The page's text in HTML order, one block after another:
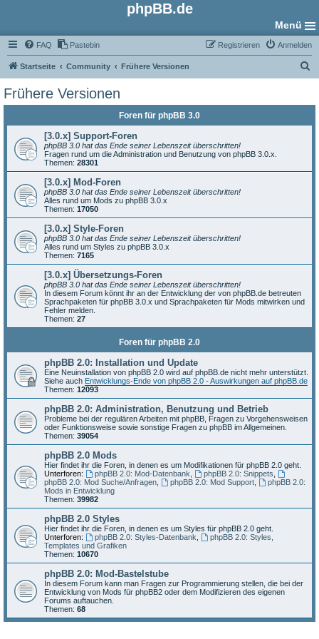
phpBB.de
Menü
FAQ Pastebin Anmelden
Registrieren
Startseite Community Frühere Versionen
Frühere Versionen
Foren für phpBB 3.0
[3.0.x] Support-Foren
phpBB 3.0 hat das Ende seiner Lebenszeit überschritten!
Fragen rund um die Administration und Benutzung von phpBB 3.0.x.
Themen: 28301
[3.0.x] Mod-Foren
phpBB 3.0 hat das Ende seiner Lebenszeit überschritten!
Alles rund um Mods zu phpBB 3.0.x
Themen: 17050
[3.0.x] Style-Foren
phpBB 3.0 hat das Ende seiner Lebenszeit überschritten!
Alles rund um Styles zu phpBB 3.0.x
Themen: 7165
[3.0.x] Übersetzungs-Foren
phpBB 3.0 hat das Ende seiner Lebenszeit überschritten!
In diesem Forum könnt ihr an der Entwicklung der von phpBB.de betreuten
Sprachpaketen für phpBB 3.0.x und Sprachpaketen für Mods mitwirken und
Fehler melden.
Themen: 27
Foren für phpBB 2.0
phpBB 2.0: Installation und Update
Eine Neuinstallation von phpBB 2.0 wird auf phpBB.de nicht mehr unterstützt.
Siehe auch Entwicklungs-Ende von phpBB 2.0 - Auswirkungen auf phpBB.de
Themen: 12093
phpBB 2.0: Administration, Benutzung und Betrieb
Probleme bei der regulären Arbeiten mit phpBB, Fragen zu Vorgehensweisen
oder Funktionsweise sowie sonstige Fragen zu phpBB im Allgemeinen.
Themen: 39054
phpBB 2.0 Mods
Hier findet ihr die Foren, in denen es um Modifikationen für phpBB 2.0 geht.
Unterforen:
phpBB 2.0: Mod-Datenbank phpBB 2.0: Snippets
phpBB 2.0: Mod Suche/Anfragen
phpBB 2.0: Mod Support,
phpBB 2.0:
Mods in Entwicklung
Themen: 39982
phpBB 2.0 Styles
Hier findet ihr die Foren, in denen es um Styles für phpBB 2.0 geht.
Unterforen:
phpBB 2.0: Styles-Datenbank
phpBB 2.0: Styles,
Templates und Grafiken
Themen: 10670
phpBB 2.0: Mod-Bastelstube
In diesem Forum kann man Fragen zur Programmierung stellen, die bei der
Entwicklung von Mods für phpBB2 oder dem Modifizieren des eigenen
Forums auftauchen.
Themen: 68